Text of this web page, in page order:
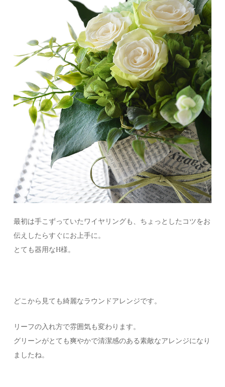
最初は手こずっていたワイヤリングも、ちょっとしたコツをお
伝えしたらすぐにお上手に。
とても器用なH様。
どこから見ても綺麗なラウンドアレンジです。
リーフの入れ方で雰囲気も変わります。
グリーンがとても爽やかで清潔感のある素敵なアレンジになり
ましたね。